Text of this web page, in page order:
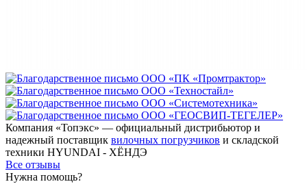
Компания «Топэкс» — официальный дистрибьютор и
надежный поставщик вилочных погрузчиков и складской
техники HYUNDAI - ХЁНДЭ
Все отзывы
Нужна помощь?